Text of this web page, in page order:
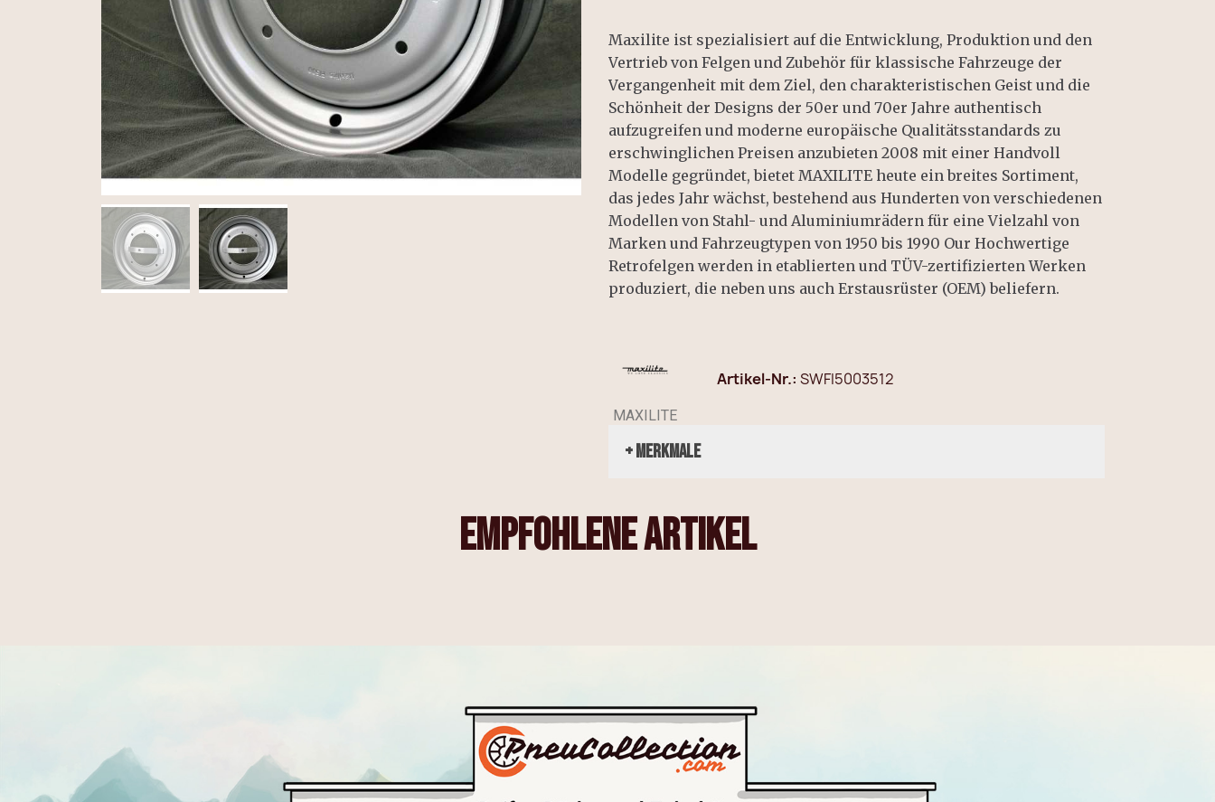
Maxilite ist spezialisiert auf die Entwicklung, Produktion und den
Vertrieb von Felgen und Zubehör für klassische Fahrzeuge der
Vergangenheit mit dem Ziel, den charakteristischen Geist und die
Schönheit der Designs der 50er und 70er Jahre authentisch
aufzugreifen und moderne europäische Qualitätsstandards zu
erschwinglichen Preisen anzubieten 2008 mit einer Handvoll
Modelle gegründet, bietet MAXILITE heute ein breites Sortiment,
das jedes Jahr wächst, bestehend aus Hunderten von verschiedenen
Modellen von Stahl- und Aluminiumrädern für eine Vielzahl von
Marken und Fahrzeugtypen von 1950 bis 1990 Our Hochwertige
Retrofelgen werden in etablierten und TÜV-zertifizierten Werken
produziert, die neben uns auch Erstausrüster (OEM) beliefern.
MAXILITE
Artikel-Nr. SWFI5003512
+ Merkmale
empfohlene Artikel